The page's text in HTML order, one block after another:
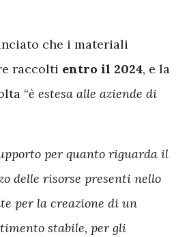
che i materiali
raccolti entro il 2024, e la
“è estesa alle aziende di
per quanto riguarda il
delle risorse presenti nello
per la creazione di un
stabile, per gli